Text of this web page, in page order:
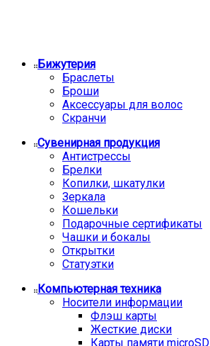
Бижутерия
Браслеты
Броши
Аксессуары для волос
Скранчи
Сувенирная продукция
Антистрессы
Брелки
Копилки, шкатулки
Зеркала
Кошельки
Подарочные сертификаты
Чашки и бокалы
Открытки
Статуэтки
Компьютерная техника
Носители информации
Флэш карты
Жесткие диски
Карты памяти microSD